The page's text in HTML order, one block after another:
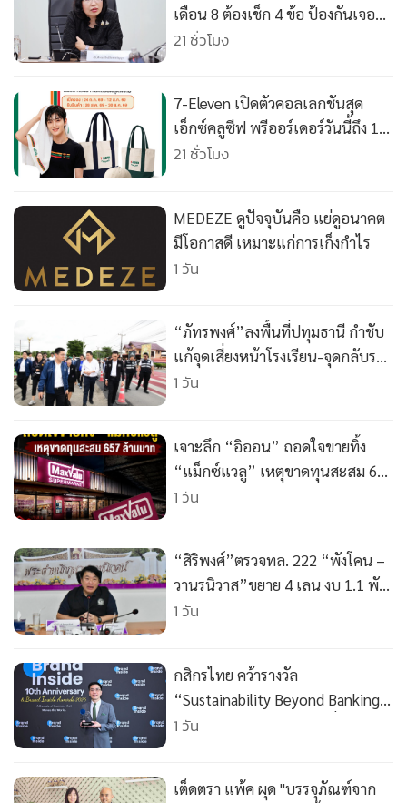
เดือน 8 ต้องเช็ก 4 ข้อ ป้องกันเจอ
ของปลอม
21 ชั่วโมง
7-Eleven เปิดตัวคอลเลกชันสุด
เอ็กซ์คลูซีฟ พรีออร์เดอร์วันนี้ถึง 12
ส.ค.
21 ชั่วโมง
MEDEZE ดูปัจจุบันคือ แย่ดูอนาคต
มีโอกาสดี เหมาะแก่การเก็งกำไร
1 วัน
“ภัทรพงศ์”ลงพื้นที่ปทุมธานี กำชับ
แก้จุดเสี่ยงหน้าโรงเรียน-จุดกลับรถ
ทล.352 “ธัญบุรี – คลองระพีพัฒน์
1 วัน
เจาะลึก “อิออน” ถอดใจขายทิ้ง
“แม็กซ์แวลู” เหตุขาดทุนสะสม 657
ล้านบาท
1 วัน
“สิริพงศ์”ตรวจทล. 222 “พังโคน –
วานรนิวาส”ขยาย 4 เลน งบ 1.1 พัน
ล้าน เสร็จมิ.ย. 72 สั่งปรับแบบแก้จุด
1 วัน
กสิกรไทย คว้ารางวัล
“Sustainability Beyond Banking
Award” ตอกย้ำผู้นำขับเคลื่อนภาค
1 วัน
เต็ดตรา แพ้ค ผุด "บรรจุภัณฑ์จาก